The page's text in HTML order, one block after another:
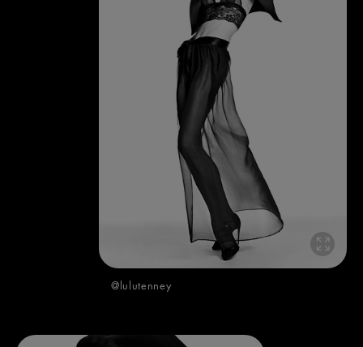
@lulutenney